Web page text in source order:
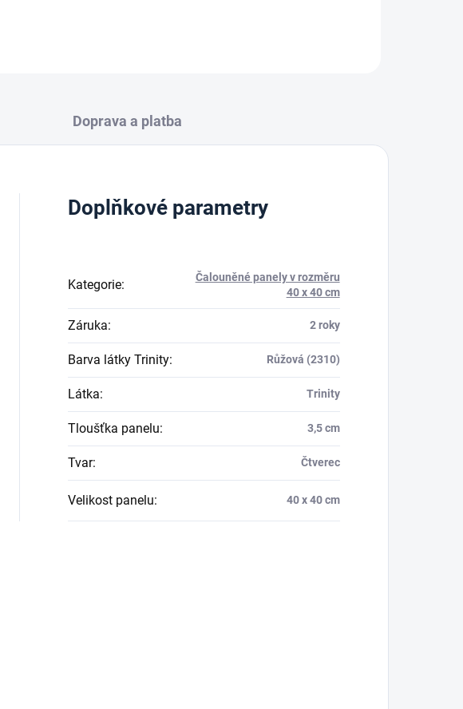
Doprava a platba
Doplňkové parametry
Kategorie:
Čalouněné panely v rozměru
40 x 40 cm
Záruka: 2 roky
Barva látky Trinity: Růžová (2310)
Látka: Trinity
Tloušťka panelu: 3,5 cm
Tvar: Čtverec
Velikost panelu: 40 x 40 cm